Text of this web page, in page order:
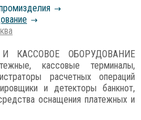
И КАССОВОЕ ОБОРУДОВАНИЕ
кассовые терминалы,
расчетных операций
и детекторы банкнот,
оснащения платежных и